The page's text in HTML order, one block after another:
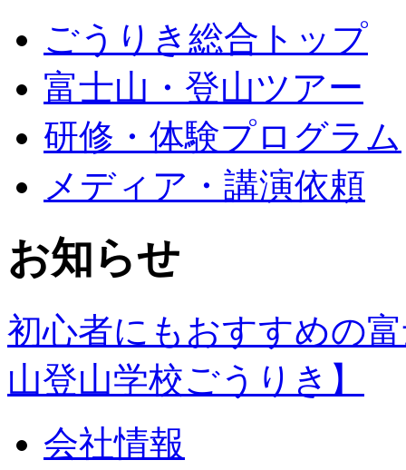
ごうりき総合トップ
富士山・登山ツアー
研修・体験プログラム
メディア・講演依頼
お知らせ
初心者にもおすすめの
山登山学校ごうりき】
会社情報